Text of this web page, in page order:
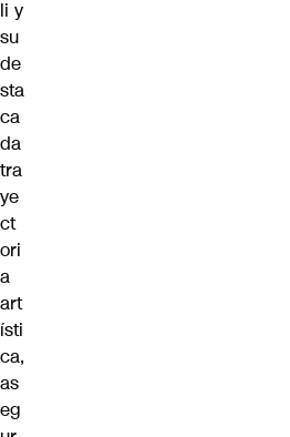
li y
su
de
sta
ca
da
tra
ye
ct
ori
a
art
ísti
ca,
as
eg